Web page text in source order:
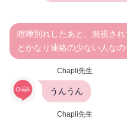
喧嘩別れしたあと、無視さ
とかなり連絡の少ない人なの
Chapli先生
うんうん
Chapli先生